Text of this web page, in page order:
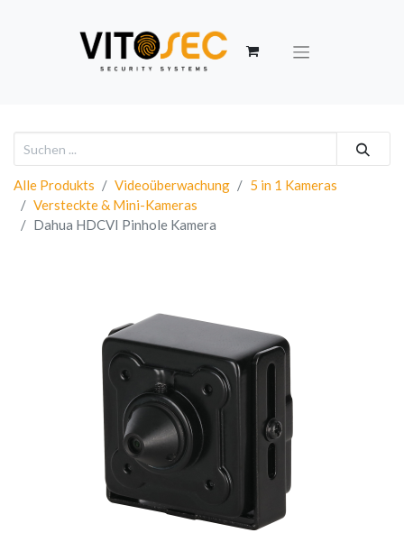
Alle Produkts Videoüberwachung
5 in 1 Kameras
Versteckte & Mini-Kameras
Dahua HDCVI Pinhole Kamera